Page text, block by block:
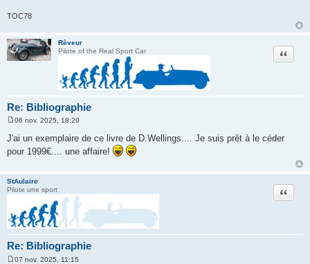
TOC78
Rêveur
Pilote of the Real Sport Car
Re: Bibliographie
Citation
e
s
s
e
06 nov. 2025, 18:20
J'ai un exemplaire de ce livre de D.Wellings.... Je suis prêt à le céder
pour 1999€.... une affaire!
StAulaire
Pilote une sport
Re: Bibliographie
Citation
07 nov. 2025, 11:15